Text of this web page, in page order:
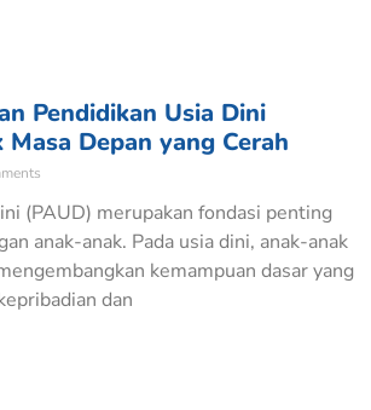
Pendidikan Usia Dini
Depan yang Cerah
(PAUD) merupakan fondasi penting
anak-anak. Pada usia dini, anak-anak
kemampuan dasar yang
dan